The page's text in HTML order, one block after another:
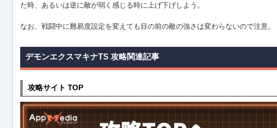
た時、あるいは逆に敵が弱く感じる時に上げ下げしよう。
なお、戦闘中に難易度設定を変えても目の前の敵の強さは変わらないので注意。
デモンエクスマキナTS 攻略関連記事
攻略サイト TOP